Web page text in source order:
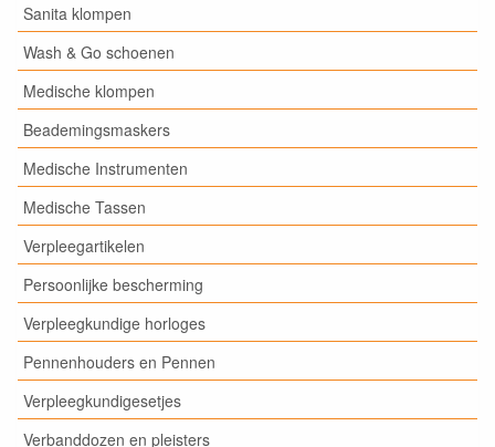
Sanita klompen
Wash & Go schoenen
Medische klompen
Beademingsmaskers
Medische Instrumenten
Medische Tassen
Verpleegartikelen
Persoonlijke bescherming
Verpleegkundige horloges
Pennenhouders en Pennen
Verpleegkundigesetjes
Verbanddozen en pleisters